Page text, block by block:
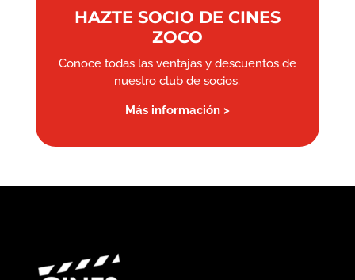
HAZTE SOCIO DE CINES
ZOCO
Conoce todas las ventajas y descuentos de
nuestro club de socios.
Más información >